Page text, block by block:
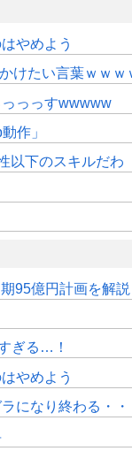
やめよう
けたい言葉ｗｗｗ
っっすwwwww
作」
以下のスキルだわ
95億円計画を解説
ぎる…！
やめよう
になり終わる・・